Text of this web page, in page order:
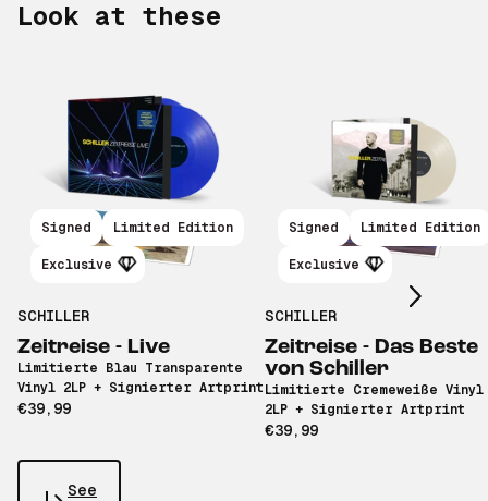
Look at these
Signed Limited Edition
Exclusive
SCHILLER
Zeitreise - Live
Limitierte Blau Transparente
Vinyl 2LP + Signierter Artprint
€39,99
Signed Limited Edition
Exclusive
SCHILLER
Zeitreise - Das Beste
von Schiller
Limitierte Cremeweiße Vinyl
2LP + Signierter Artprint
€39,99
Scroll right
See